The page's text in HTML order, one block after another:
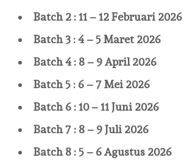
Batch 2 : 11 – 12 Februari 2026
Batch 3 : 4 – 5 Maret 2026
Batch 4 : 8 – 9 April 2026
Batch 5 : 6 – 7 Mei 2026
Batch 6 : 10 – 11 Juni 2026
Batch 7 : 8 – 9 Juli 2026
Batch 8 : 5 – 6 Agustus 2026